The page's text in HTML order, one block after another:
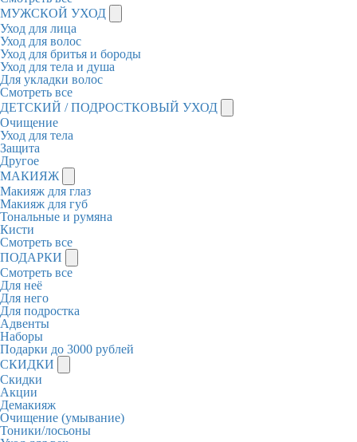
МУЖСКОЙ УХОД
Уход для лица
Уход для волос
Уход для бритья и бороды
Уход для тела и душа
Для укладки волос
Смотреть все
ДЕТСКИЙ / ПОДРОСТКОВЫЙ УХОД
Очищение
Уход для тела
Защита
Другое
МАКИЯЖ
Макияж для глаз
Макияж для губ
Тональные и румяна
Кисти
Смотреть все
ПОДАРКИ
Смотреть все
Для неё
Для него
Для подростка
Адвенты
Наборы
Подарки до 3000 рублей
СКИДКИ
Скидки
Акции
Демакияж
Очищение (умывание)
Тоники/лосьоны